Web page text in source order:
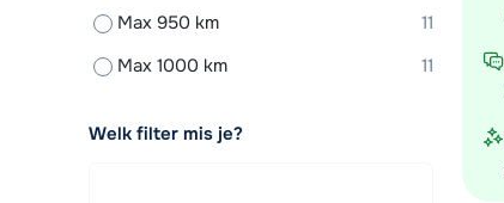
Max 950 km
11
Max 1000 km
11
Welk filter mis je?